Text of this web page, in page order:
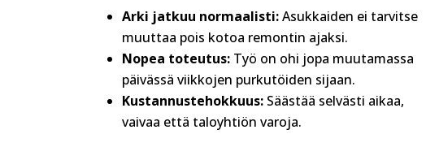
Arki jatkuu normaalisti:Asukkaiden ei tarvitse
muuttaa pois kotoa remontin ajaksi.
Nopea toteutus: Työ on ohi jopa muutamassa
päivässä viikkojen purkutöiden sijaan.
Kustannustehokkuus: Säästää selvästi aikaa,
vaivaa että taloyhtiön varoja.